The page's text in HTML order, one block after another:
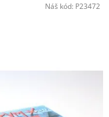
Náš kód: P23472